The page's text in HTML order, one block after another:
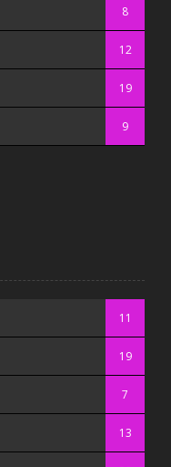
8
12
19
9
11
19
7
13